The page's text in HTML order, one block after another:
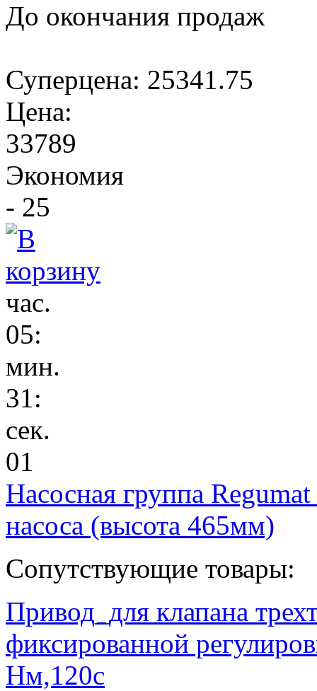
До окончания продаж
Суперцена: 25341.75
Цена:
33789
Экономия
- 25
час.
05:
мин.
31:
сек.
00
Насосная группа
насоса (высота 465мм)
Сопутствующие товары:
Привод_для клапана
фиксированной
Нм,120c